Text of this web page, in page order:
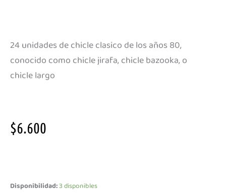
24 unidades de chicle clasico de los años 80,
conocido como chicle jirafa, chicle bazooka, o
chicle largo
$6.600
Disponibilidad:3 disponibles
tutti